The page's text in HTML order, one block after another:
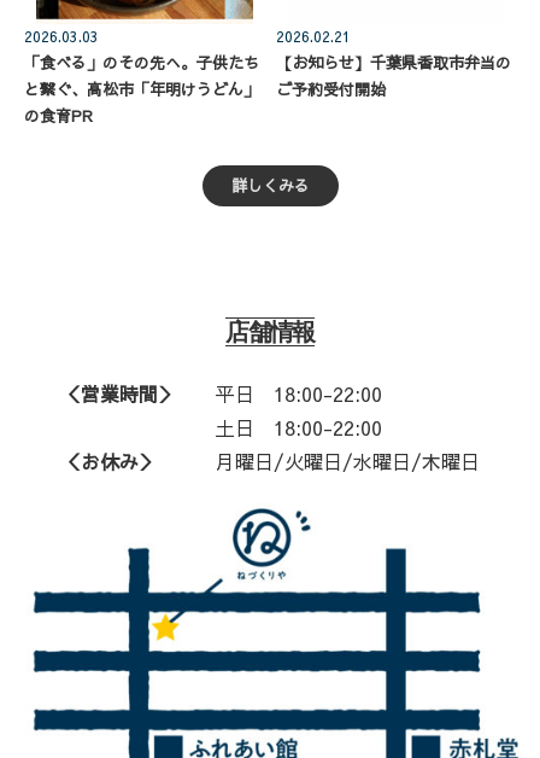
2026.03.03
「食べる」のその先へ。子供たち
と繋ぐ、高松市「年明けうどん」
の食育PR
2026.02.21
【お知らせ】千葉県香取市弁当の
ご予約受付開始
詳しくみる
店舗情報
＜営業時間＞ 平日
18:00-22:00
土日 18:00-22:00
＜お休み＞ 月曜日/火曜日/水曜日/木曜日